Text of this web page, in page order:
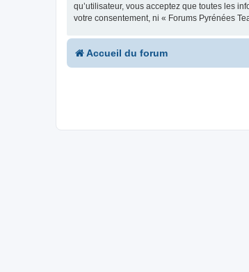
qu’utilisateur, vous acceptez que toutes les
votre consentement, ni « Forums Pyrénées
Accueil du forum